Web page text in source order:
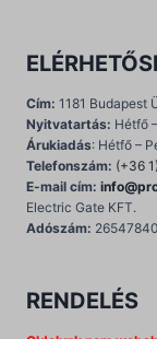
Cím: 1181 Budapest
Nyitvatartás: Hétfő
Árukiadás: Hétfő –
Telefonszám: (+36
E-mail cím:
Electric Gate KFT.
Adószám:
RENDELÉS